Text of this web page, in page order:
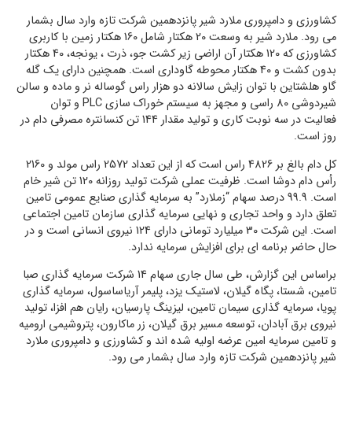
کشاورزی و دامپروری ملارد شیر پانزدهمین شرکت تازه وارد سال بشمار
می رود. ملارد شیر به وسعت 20 هکتار شامل 160 هکتار زمین با کاربری
کشاورزی که 120 هکتار آن اراضی زیر کشت جو، ذرت ، یونجه، 40 هکتار
بدون کشت و 40 هکتار محوطه گاوداری است. همچنین دارای یک گله
گاو هلشتاین با توان زایش سالانه دو هزار راس گوساله نر و ماده و سالن
شیردوشی 80 راسی و مجهز به سیستم خوراک سازی PLC و توان
فعالیت در سه نوبت کاری و تولید مقدار 144 تن کنسانتره مصرفی دام در
روز است.
کل دام بالغ بر 4826 راس است که از این تعداد 2572 راس مولد و 2160
رأس دام دوشا است. ظرفیت عملی شرکت تولید روزانه 120 تن شیر خام
است. 99.9 درصد سهام “زملارد” به سرمایه گذاری صنایع عمومی تامین
تعلق دارد و واحد تجاری و نهایی سرمایه گذاری سازمان تامین اجتماعی
است. این شرکت 30 میلیارد تومانی دارای 124 نیروی انسانی است و در
حال حاضر برنامه ای برای افزایش سرمایه ندارد.
براساس این گزارش، طی سال جاری سهام 14 شرکت سرمایه گذاری صبا
تامین، شستا، پگاه گیلان، لاستیک یزد، پلیمر آریاساسول، سرمایه گذاری
پویا، سرمایه گذاری سیمان تامین، لیزینگ پارسیان، رایان هم افزا، تولید
نیروی برق آبادان، توسعه مسیر برق گیلان، زر ماکارون، پتروشیمی ارومیه
و تامین سرمایه امین عرضه اولیه شده اند و کشاورزی و دامپروری ملارد
شیر پانزدهمین شرکت تازه وارد سال بشمار می رود.